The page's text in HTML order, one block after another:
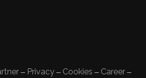
— Privacy — Cookies — Career —